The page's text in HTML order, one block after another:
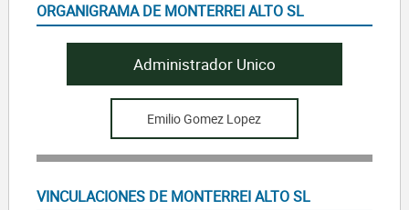
ORGANIGRAMA DE MONTERREI ALTO SL
Administrador Unico
Emilio Gomez Lopez
VINCULACIONES DE MONTERREI ALTO SL